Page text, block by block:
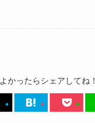
よかったらシェアしてね！